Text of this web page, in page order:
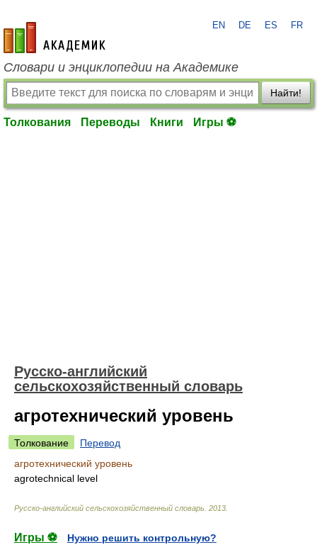
academic.ru
EN DE ES FR
Словари и энциклопедии на Академике
Найти!
Толкования Переводы Книги Игры ⚽
Русско-английский
сельскохозяйственный словарь
агротехнический уровень
Толкование
Перевод
агротехнический уровень
agrotechnical level
Русско-английский сельскохозяйственный словарь 2013
Игры ⚽
Нужно решить контрольную?